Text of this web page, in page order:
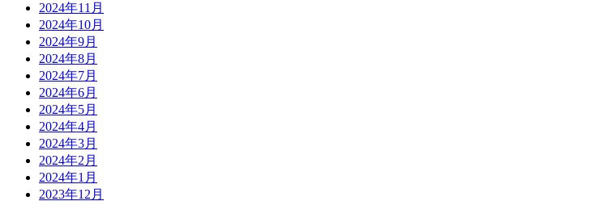
2024年11月
2024年10月
2024年9月
2024年8月
2024年7月
2024年6月
2024年5月
2024年4月
2024年3月
2024年2月
2024年1月
2023年12月